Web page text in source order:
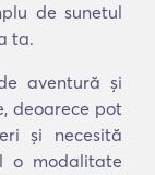
de sunetul
ta.
aventură și
deoarece pot
și necesită
o modalitate